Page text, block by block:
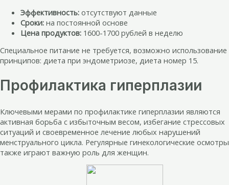
Эффективность: отсутствуют данные
Сроки: на постоянной основе
Цена продуктов: 1600-1700 рублей в неделю
Специальное питание не требуется, возможно использование
принципов: диета при эндометриозе, диета номер 15.
Профилактика гиперплазии
Ключевыми мерами по профилактике гиперплазии являются
активная борьба с избыточным весом, избегание стрессовых
ситуаций и своевременное лечение любых нарушений
менструального цикла. Регулярные гинекологические осмотры
также играют важную роль для женщин.